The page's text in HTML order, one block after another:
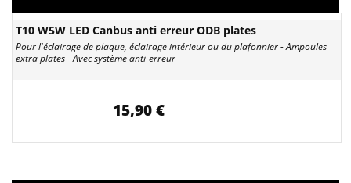
T10 W5W LED Canbus anti erreur ODB plates
Pour l'éclairage de plaque, éclairage intérieur ou du plafonnier - Ampoules
extra plates - Avec système anti-erreur
15,90 €